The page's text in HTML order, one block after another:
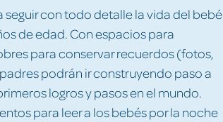
con todo detalle la vida del bebé
de edad. Con espacios para
para conservar recuerdos (fotos,
podrán ir construyendo paso a
logros y pasos en el mundo.
para leer a los bebés por la noche